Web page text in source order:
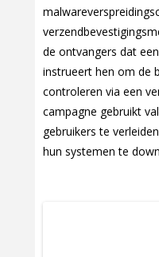
de ontvangers dat
instrueert hen om de
controleren via een
campagne gebruikt
gebruikers te
hun systemen te